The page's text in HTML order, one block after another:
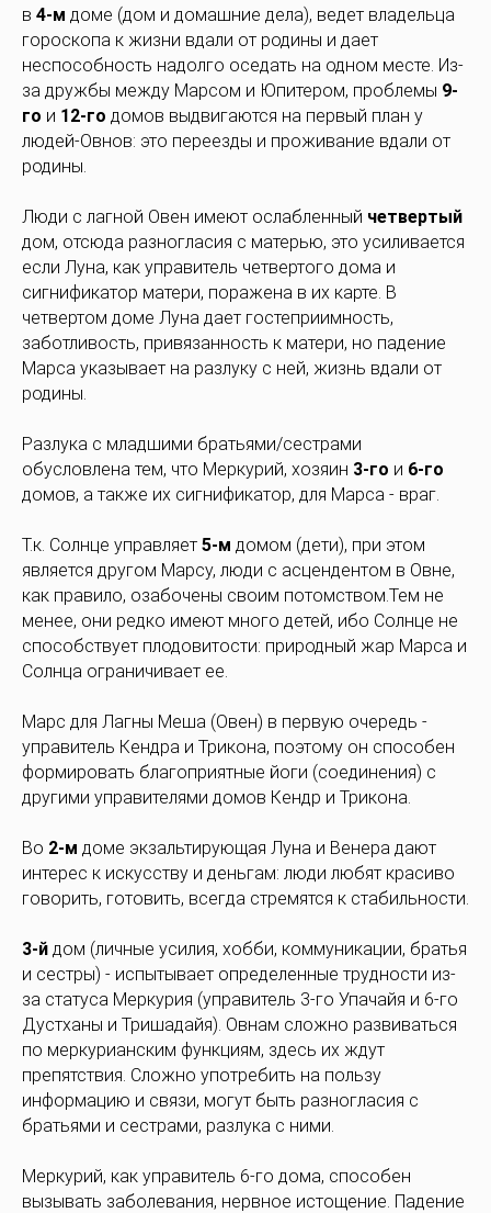
в 4-м доме (дом и домашние дела), ведет владельца
гороскопа к жизни вдали от родины и дает
неспособность надолго оседать на одном месте. Из-
за дружбы между Марсом и Юпитером, проблемы 9-
го и 12-го домов выдвигаются на первый план у
людей-Овнов: это переезды и проживание вдали от
родины.
Люди с лагной Овен имеют ослабленный четвертый
дом, отсюда разногласия с матерью, это усиливается
если Луна, как управитель четвертого дома и
сигнификатор матери, поражена в их карте. В
четвертом доме Луна дает гостеприимность,
заботливость, привязанность к матери, но падение
Марса указывает на разлуку с ней, жизнь вдали от
родины.
Разлука с младшими братьями/сестрами
обусловлена тем, что Меркурий, хозяин 3-го и 6-го
домов, а также их сигнификатор, для Марса - враг.
Т.к. Солнце управляет 5-м домом (дети), при этом
является другом Марсу, люди с асцендентом в Овне,
как правило, озабочены своим потомством.Тем не
менее, они редко имеют много детей, ибо Солнце не
способствует плодовитости: природный жар Марса и
Солнца ограничивает ее.
Марс для Лагны Меша (Овен) в первую очередь -
управитель Кендра и Трикона, поэтому он способен
формировать благоприятные йоги (соединения) с
другими управителями домов Кендр и Трикона.
Во 2-м доме экзальтирующая Луна и Венера дают
интерес к искусству и деньгам: люди любят красиво
говорить, готовить, всегда стремятся к стабильности.
3-й дом (личные усилия, хобби, коммуникации, братья
и сестры) - испытывает определенные трудности из-
за статуса Меркурия (управитель 3-го Упачайя и 6-го
Дустханы и Тришадайя). Овнам сложно развиваться
по меркурианским функциям, здесь их ждут
препятствия. Сложно употребить на пользу
информацию и связи, могут быть разногласия с
братьями и сестрами, разлука с ними.
Меркурий, как управитель 6-го дома, способен
вызывать заболевания, нервное истощение. Падение